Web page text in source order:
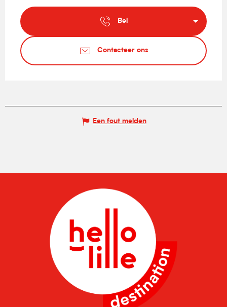
Bel
Contacteer ons
Een fout melden